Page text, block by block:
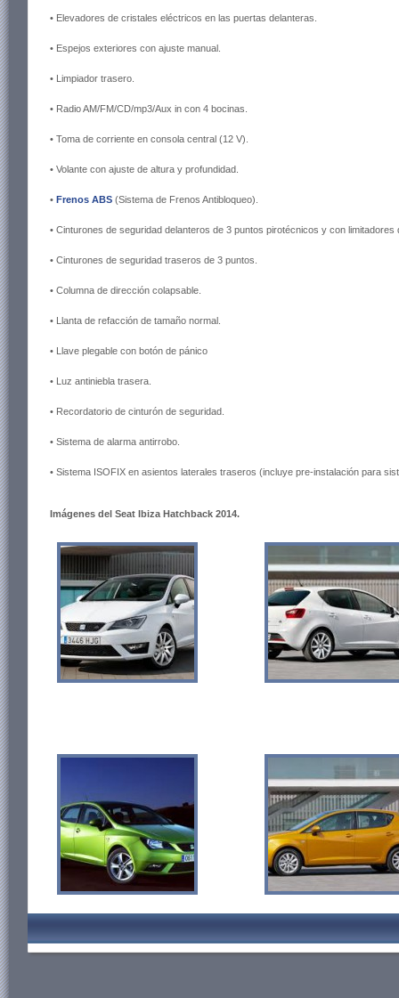
• Elevadores de cristales eléctricos en las puertas delanteras.
• Espejos exteriores con ajuste manual.
• Limpiador trasero.
• Radio AM/FM/CD/mp3/Aux in con 4 bocinas.
• Toma de corriente en consola central (12 V).
• Volante con ajuste de altura y profundidad.
• Frenos ABS (Sistema de Frenos Antibloqueo).
• Cinturones de seguridad delanteros de 3 puntos pirotécnicos y con limitadores
• Cinturones de seguridad traseros de 3 puntos.
• Columna de dirección colapsable.
• Llanta de refacción de tamaño normal.
• Llave plegable con botón de pánico
• Luz antiniebla trasera.
• Recordatorio de cinturón de seguridad.
• Sistema de alarma antirrobo.
• Sistema ISOFIX en asientos laterales traseros (incluye pre-instalación para
Imágenes del Seat Ibiza Hatchback 2014.